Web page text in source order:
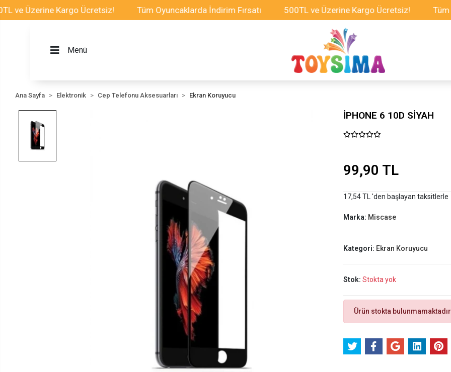
Üzerine Kargo Ücretsiz! Tüm Oyuncaklarda İndirim Fırsatı 500TL ve Üzerine Kargo Ücretsiz! Tüm
Menü
Ana Sayfa Elektronik Cep Telefonu Aksesuarları Ekran Koruyucu
İPHONE 6 10D SİYAH
99,90 TL
17,54 TL 'den başlayan taksitlerle
Marka: Miscase
Kategori: Ekran Koruyucu
Stok: Stokta yok
Ürün stokta